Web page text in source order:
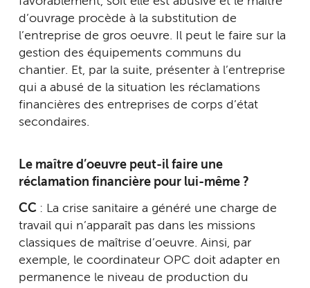
d’ouvrage procède à la substitution de
l’entreprise de gros oeuvre. Il peut le faire sur la
gestion des équipements communs du
chantier. Et, par la suite, présenter à l’entreprise
qui a abusé de la situation les réclamations
financières des entreprises de corps d’état
secondaires.
Le maître d’oeuvre peut-il faire une
réclamation financière pour lui-même ?
CC : La crise sanitaire a généré une charge de
travail qui n’apparaît pas dans les missions
classiques de maîtrise d’oeuvre. Ainsi, par
exemple, le coordinateur OPC doit adapter en
permanence le niveau de production du